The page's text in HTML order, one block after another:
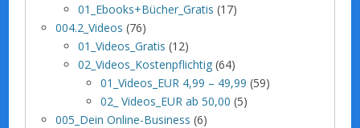
01_Ebooks+Bücher_Gratis (17)
004.2_Videos (76)
01_Videos_Gratis (12)
02_Videos_Kostenpflichtig (64)
01_Videos_EUR 4,99 – 49,99 (59)
02_ Videos_EUR ab 50,00 (5)
005_Dein Online-Business (6)